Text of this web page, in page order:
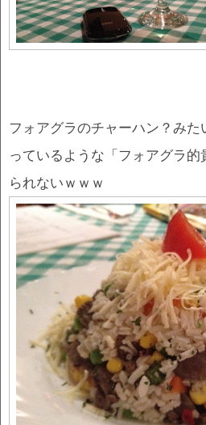
フォアグラのチャーハン？みた
っているような「フォアグラ
られないｗｗｗ